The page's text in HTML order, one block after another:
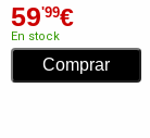
59'99€
En stock